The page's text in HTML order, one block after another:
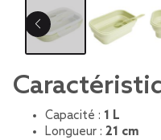
Capacité : 1 L
Longueur : 21 cm